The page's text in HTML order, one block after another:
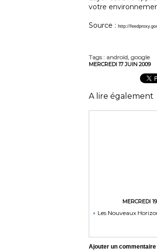
votre
Source : http://
Tags: android, google
MERCREDI 17 JUIN 2009
A lire également
MERCREDI
Les Nouveaux
Ajouter un commentaire